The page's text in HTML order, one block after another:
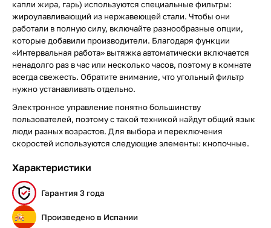
капли жира, гарь) используются специальные фильтры:
жироулавливающий из нержавеющей стали. Чтобы они
работали в полную силу, включайте разнообразные опции,
которые добавили производители. Благодаря функции
«‎Интервальная работа»‎ вытяжка автоматически включается
ненадолго раз в час или несколько часов, поэтому в комнате
всегда свежесть. Обратите внимание, что угольный фильтр
нужно устанавливать отдельно.
Электронное управление понятно большинству
пользователей, поэтому с такой техникой найдут общий язык
люди разных возрастов. Для выбора и переключения
скоростей используются следующие элементы: кнопочные.
Характеристики
Гарантия 3 года
Произведено в Испании